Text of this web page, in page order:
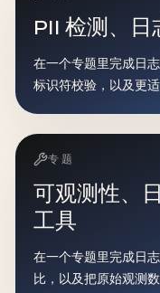
PII 检测、
在一个专题里完成日
标识符校验，以及更
专题
可观测性、
工具
在一个专题里完成日
比，以及把原始观测